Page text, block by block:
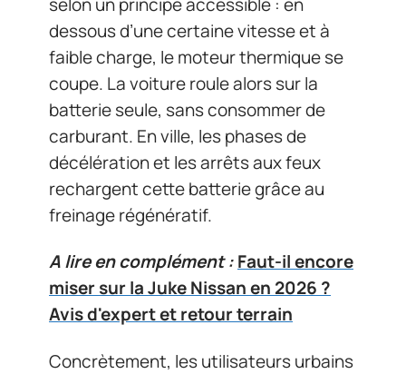
dessous d’une certaine vitesse et à
faible charge, le moteur thermique se
coupe. La voiture roule alors sur la
batterie seule, sans consommer de
carburant. En ville, les phases de
décélération et les arrêts aux feux
rechargent cette batterie grâce au
freinage régénératif.
A lire en complément :Faut-il encore
miser sur la Juke Nissan en 2026 ?
Avis d'expert et retour terrain
Concrètement, les utilisateurs urbains